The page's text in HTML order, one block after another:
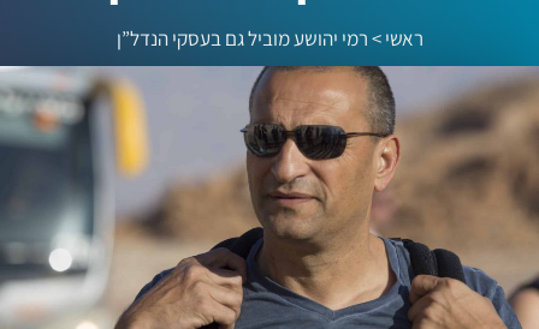
ראשי>רמי יהושע מוביל גם בעסקי הנדל”ן